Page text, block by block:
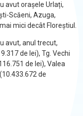
avut orașele Urlați,
Scăeni, Azuga,
mici decât Floreștiul.
avut, anul trecut,
de lei), Tg. Vechi
de lei), Valea
de